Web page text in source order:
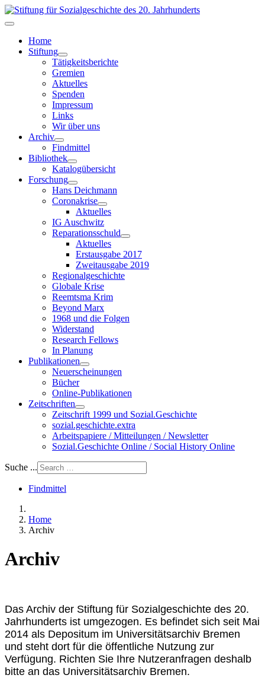
Home
Stiftung
Tätigkeitsberichte
Gremien
Aktuelles
Spenden
Impressum
Links
Wir über uns
Archiv
Findmittel
Bibliothek
Katalogübersicht
Forschung
Hans Deichmann
Coronakrise
Aktuelles
IG Auschwitz
Reparationsschuld
Aktuelles
Erstausgabe 2017
Zweitausgabe 2019
Regionalgeschichte
Globale Krise
Reemtsma Krim
Beyond Marx
1968 und die Folgen
Widerstand
Research Fellows
In Planung
Publikationen
Neuerscheinungen
Bücher
Online-Publikationen
Zeitschriften
Zeitschrift 1999 und Sozial.Geschichte
sozial.geschichte.extra
Arbeitspapiere / Mitteilungen / Newsletter
Sozial.Geschichte Online / Social History Online
Suche ...
Findmittel
Home
Archiv
Archiv
Das Archiv der Stiftung für Sozialgeschichte des 20.
Jahrhunderts ist umgezogen. Es befindet sich seit Mai
2014 als Depositum im Universitätsarchiv Bremen
und steht dort für die öffentliche Nutzung zur
Verfügung. Richten Sie Ihre Nutzeranfragen deshalb
bitte an das Universitätsarchiv Bremen.